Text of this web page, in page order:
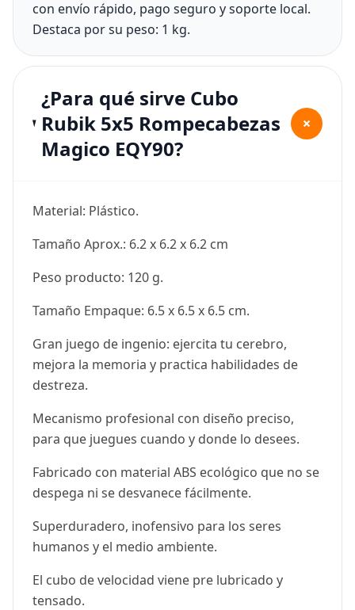
con envío rápido, pago seguro y soporte local.
Destaca por su peso: 1 kg.
¿Para qué sirve Cubo
Rubik 5x5 Rompecabezas
Magico EQY90?
+
Material: Plástico.
Tamaño Aprox.: 6.2 x 6.2 x 6.2 cm
Peso producto: 120 g.
Tamaño Empaque: 6.5 x 6.5 x 6.5 cm.
Gran juego de ingenio: ejercita tu cerebro,
mejora la memoria y practica habilidades de
destreza.
Mecanismo profesional con diseño preciso,
para que juegues cuando y donde lo desees.
Fabricado con material ABS ecológico que no se
despega ni se desvanece fácilmente.
Superduradero, inofensivo para los seres
humanos y el medio ambiente.
El cubo de velocidad viene pre lubricado y
tensado.